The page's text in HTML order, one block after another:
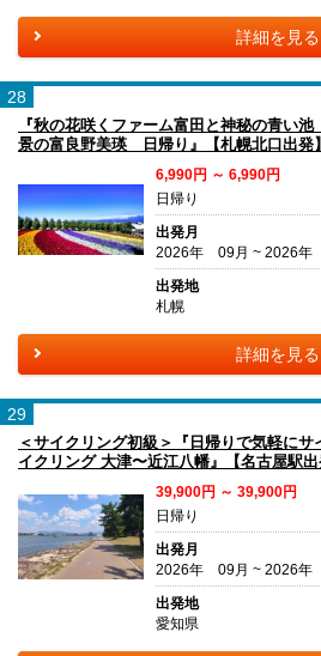
詳細を見る
28
『秋の花咲くファーム富田と神秘の青
景の富良野美瑛 日帰り』【札幌北口出発】
6,990円 ～ 6,990円
日帰り
出発月
2026年 09月 ~ 2026年
出発地
札幌
詳細を見る
29
＜サイクリング初級＞『日帰りで気軽に
イクリング 大津〜近江八幡』【名古屋駅出
39,900円 ～ 39,900円
日帰り
出発月
2026年 09月 ~ 2026年
出発地
愛知県